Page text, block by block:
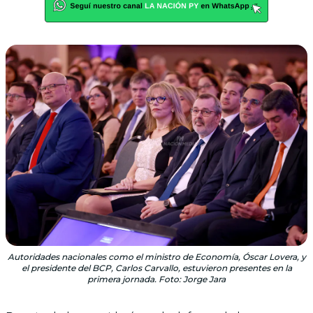
Autoridades nacionales como el ministro de Economía, Óscar Lovera, y
el presidente del BCP, Carlos Carvallo, estuvieron presentes en la
primera jornada. Foto: Jorge Jara